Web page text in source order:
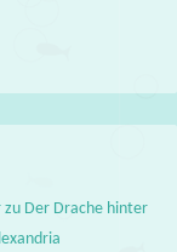
zu Der Drache hinter